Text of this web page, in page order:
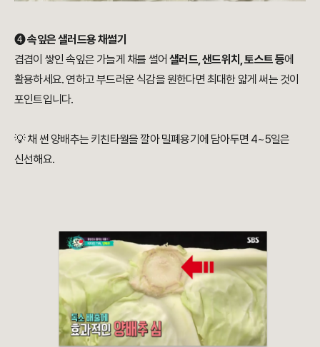
➍속잎은 샐러드용 채썰기
겹겹이 쌓인 속잎은 가늘게 채를 썰어 샐러드, 샌드위치, 토스트 등에
활용하세요. 연하고 부드러운 식감을 원한다면 최대한 얇게 써는 것이
포인트입니다.
💡 채 썬 양배추는 키친타월을 깔아 밀폐용기에 담아두면 4~5일은
신선해요.